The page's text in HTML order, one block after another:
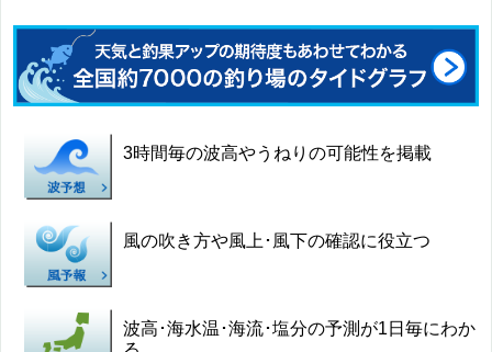
3時間毎の波高やうねりの可能性を掲載
風の吹き方や風上･風下の確認に役立つ
波高･海水温･海流･塩分の予測が1日毎にわか